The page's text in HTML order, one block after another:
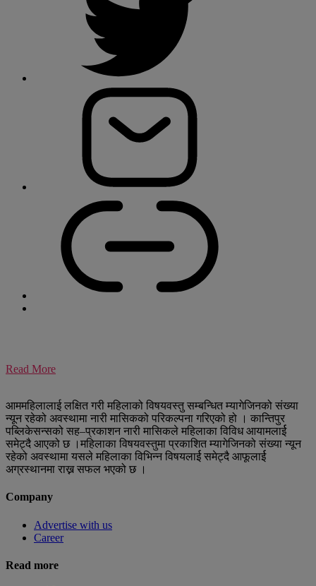
Read More
आममहिलालाई लक्षित गरी महिलाको विषयवस्तु सम्बन्धित म्यागेजिनको संख्या
न्यून रहेको अवस्थामा नारी मासिकको परिकल्पना गरिएको हो । कान्तिपुर
पब्लिकेसन्सको सह–प्रकाशन नारी मासिकले महिलाका विविध आयामलार्ई
समेट्दै आएको छ ।महिलाका विषयवस्तुमा प्रकाशित म्यागेजिनको संख्या न्यून
रहेको अवस्थामा यसले महिलाका विभिन्न विषयलार्ई समेट्दै आफूलार्ई
अग्रस्थानमा राख्न सफल भएको छ ।
Company
Advertise with us
Career
Read more